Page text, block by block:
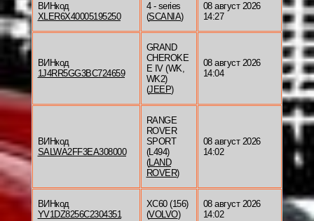
ВИНкод
XLER6X40005195250
4 - series
(SCANIA)
08 август 2026
14:27
ВИНкод
1J4RR5GG3BC724659
GRAND
CHEROKE
E IV (WK,
WK2)
(JEEP)
08 август 2026
14:04
ВИНкод
SALWA2FF3EA308000
RANGE
ROVER
SPORT
(L494)
(LAND
ROVER)
08 август 2026
14:02
ВИНкод
YV1DZ8256C2304351
XC60 (156)
(VOLVO)
08 август 2026
14:02